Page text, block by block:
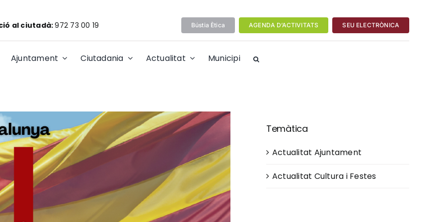
al ciutadà:972 73 00 19 Bústia Ètica AGENDA D’ACTIVITATS SEU ELECTRÒNICA
Ajuntament Ciutadania Actualitat Municipi
Temàtica
Actualitat Ajuntament
Actualitat Cultura i Festes